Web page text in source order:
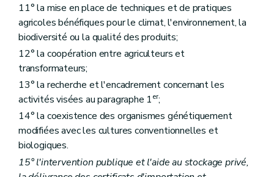
Art. D184
Art. D184/1
Chapitre III Les programmes alimentaires pour la jeunesse
Art. D185
Art. D186
Art. D187
Art. D188
Chapitre IV Le fonds de la qualité des produits animaux et végétaux
Art. D189
Art. D190
Art. D191
Art. D193
Art. D194
Titre VIII L'organisation économique de l'agriculture
11° la mise en place de techniques et de pratiques
agricoles bénéfiques pour le climat, l'environnement, la
biodiversité ou la qualité des produits;
12° la coopération entre agriculteurs et
transformateurs;
13° la recherche et l'encadrement concernant les
activités visées au paragraphe 1er;
14° la coexistence des organismes génétiquement
modifiées avec les cultures conventionnelles et
biologiques.
15° l'intervention publique et l'aide au stockage privé,